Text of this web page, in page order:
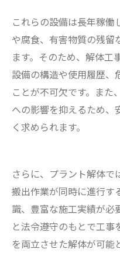
これらの設備は長年稼働
や腐食、有害物質の残留
ます。そのため、解体工
設備の構造や使用履歴、
ことが不可欠です。また
への影響を抑えるため、
く求められます。
さらに、プラント解体で
搬出作業が同時に進行す
識、豊富な施工実績が必
と法令遵守のもとで工事
を両立させた解体が可能